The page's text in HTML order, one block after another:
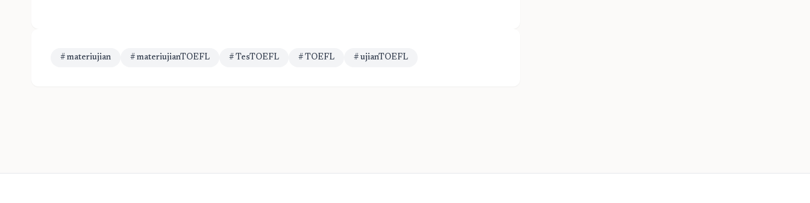
# materiujian # materiujianTOEFL # TesTOEFL # TOEFL # ujianTOEFL